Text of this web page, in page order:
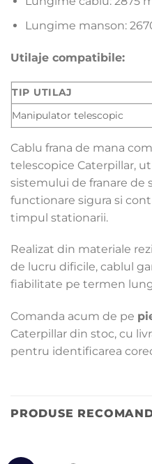
Lungime manson:
Utilaje compatibile:
TIP UTILAJ
Manipulator telescopic
Cablu frana de mana
telescopice Caterpillar,
sistemului de franare de
functionare sigura si
timpul stationarii.
Realizat din materiale
de lucru dificile, cablul
fiabilitate pe termen
Comanda acum de pe
Caterpillar din stoc, cu
pentru identificarea
PRODUSE